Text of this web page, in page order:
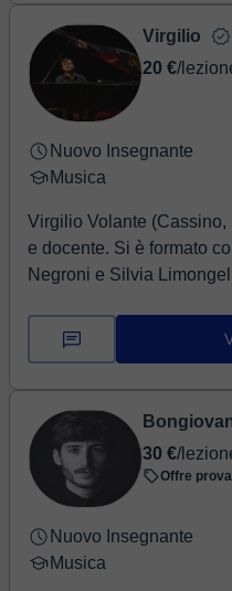
Virgilio
20 €/
Nuovo Insegnante
Musica
Virgilio Volante
e docente. Si è formato
Negroni e Silvia
30 €/
Offre
Nuovo Insegnante
Musica